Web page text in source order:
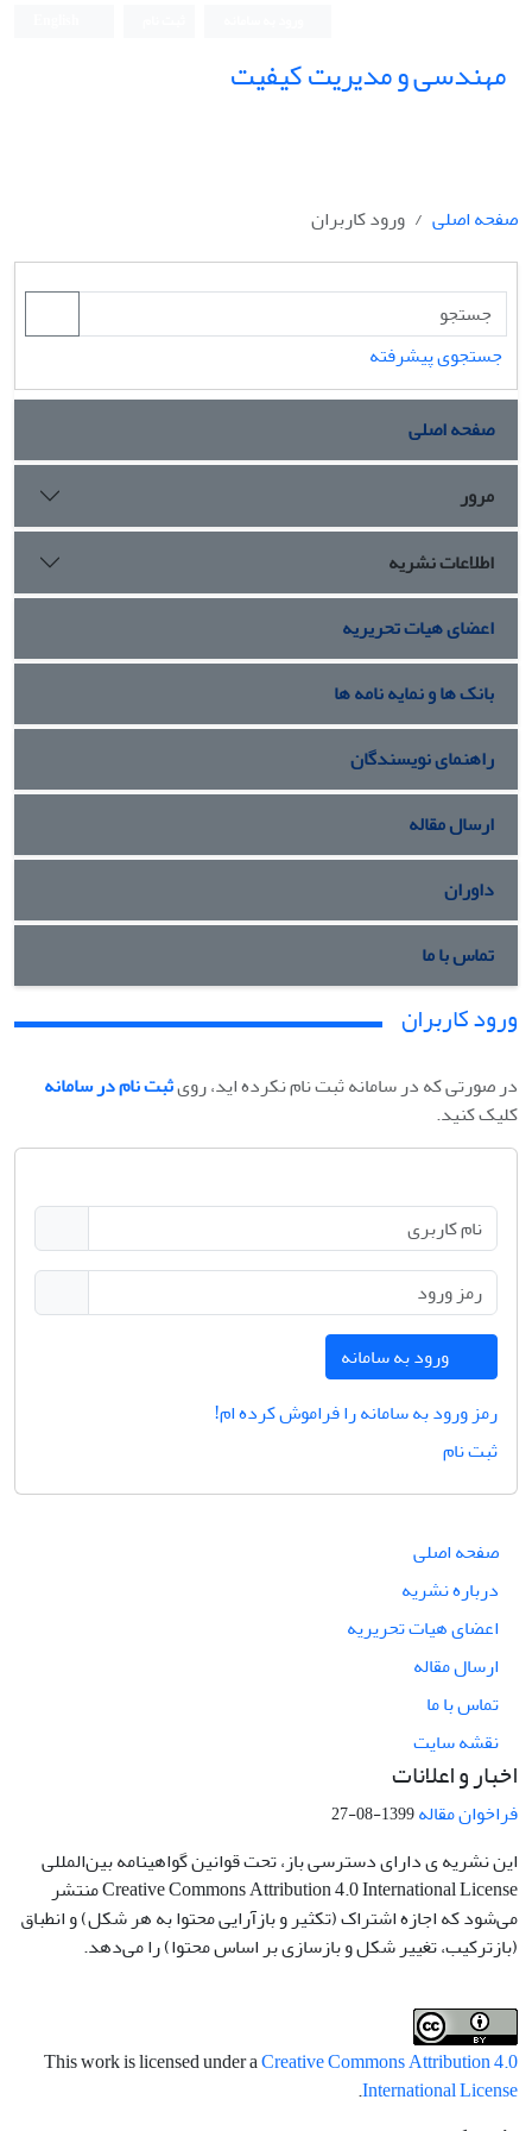
مهندسی و مدیریت کیفیت
صفحه اصلی ورود کاربران
جستجوی پیشرفته
صفحه اصلی
مرور
اطلاعات نشریه
اعضای هیات تحریریه
بانک ها و نمایه نامه ها
راهنمای نویسندگان
ارسال مقاله
داوران
تماس با ما
ورود کاربران
در صورتی که در سامانه ثبت نام نکرده اید، رویثبت نام در سامانه
کلیک کنید.
ورود به سامانه
رمز ورود به سامانه را فراموش کرده ام!
ثبت نام
صفحه اصلی
درباره نشریه
اعضای هیات تحریریه
ارسال مقاله
تماس با ما
نقشه سایت
اخبار و اعلانات
فراخوان مقاله1399-08-27
این نشریه ی دارای دسترسی باز، تحت قوانین گواهینامه بین‌المللی
Creative Commons Attribution 4.0 International License منتشر
می‌شود که اجازه اشتراک (تکثیر و بازآرایی محتوا به هر شکل) و انطباق
(بازترکیب، تغییر شکل و بازسازی بر اساس محتوا) را می‌دهد.
This work is licensed under aCreative Commons Attribution 4.0
International License
.